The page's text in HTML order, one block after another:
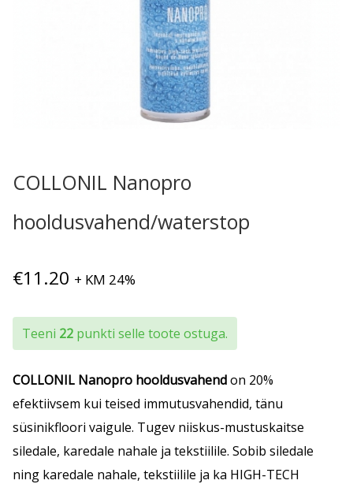
COLLONIL Nanopro
hooldusvahend/waterstop
€11.20 + KM 24%
Teeni 22 punkti selle toote ostuga.
COLLONIL Nanopro hooldusvahendon 20%
efektiivsem kui teised immutusvahendid, tänu
süsinikfloori vaigule. Tugev niiskus-mustuskaitse
siledale, karedale nahale ja tekstiilile. Sobib siledale
ning karedale nahale, tekstiilile ja ka HIGH-TECH